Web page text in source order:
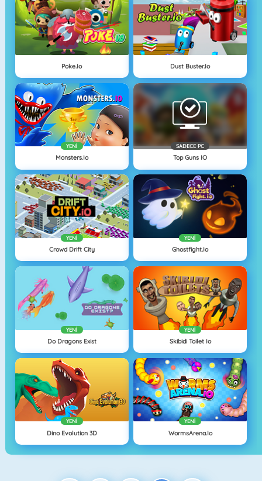
Poke.io Dust Buster.io
YENI
Monsters.io
SADECE PC
Top Guns IO
YENI
Crowd Drift City
YENI
Ghostfight.io
YENI
Do Dragons Exist
YENI
Skibidi Toilet Io
YENI
Dino Evolution 3D
YENI
WormsArena.io